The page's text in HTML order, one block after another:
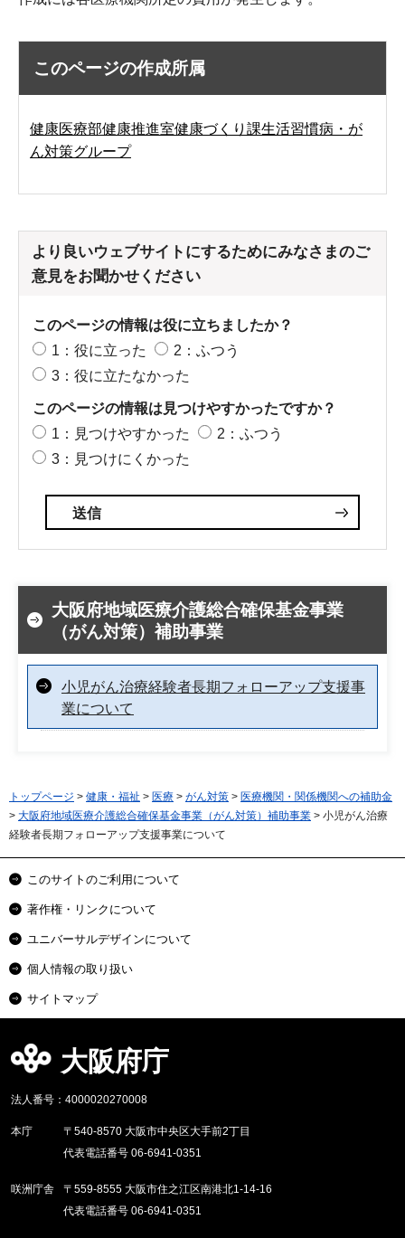
このページの作成所属
健康医療部健康推進室健康づくり課生活習慣病・が
ん対策グループ
より良いウェブサイトにするためにみなさまのご
意見をお聞かせください
このページの情報は役に立ちましたか？
1：役に立った
2：ふつう
3：役に立たなかった
このページの情報は見つけやすかったですか？
1：見つけやすかった
2：ふつう
3：見つけにくかった
大阪府地域医療介護総合確保基金事業
（がん対策）補助事業
小児がん治療経験者長期フォローアップ支援事
業について
トップページ > 健康・福祉 > 医療 > がん対策 > 医療機関・関係機関への補助金
> 大阪府地域医療介護総合確保基金事業（がん対策）補助事業 > 小児がん治療
経験者長期フォローアップ支援事業について
このサイトのご利用について
著作権・リンクについて
ユニバーサルデザインについて
個人情報の取り扱い
サイトマップ
大阪府庁
法人番号：4000020270008
本庁
〒540-8570 大阪市中央区大手前2丁目
代表電話番号 06-6941-0351
咲洲庁舎
〒559-8555 大阪市住之江区南港北1-14-16
代表電話番号 06-6941-0351